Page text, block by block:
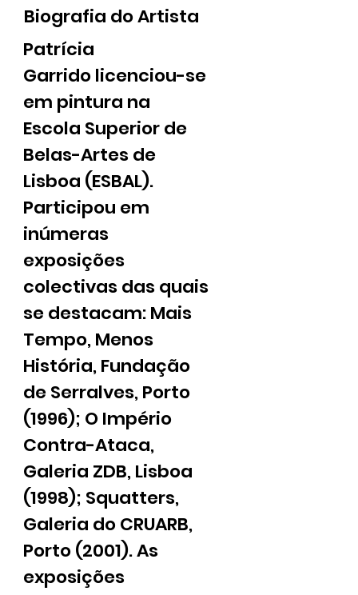
Biografia do Artista
Patrícia
Garrido licenciou-se
em pintura na
Escola Superior de
Belas-Artes de
Lisboa (ESBAL).
Participou em
inúmeras
exposições
colectivas das quais
se destacam: Mais
Tempo, Menos
História, Fundação
de Serralves, Porto
(1996); O Império
Contra-Ataca,
Galeria ZDB, Lisboa
(1998); Squatters,
Galeria do CRUARB,
Porto (2001). As
exposições